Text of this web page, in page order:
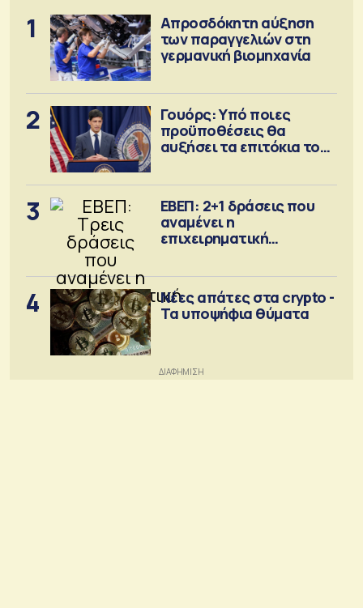
1
Απροσδόκητη αύξηση
των παραγγελιών στη
γερμανική βιομηχανία
2
Γουόρς: Υπό ποιες
προϋποθέσεις θα
αυξήσει τα επιτόκια τον
3
ΕΒΕΠ: 2+1 δράσεις που
αναμένει η
επιχειρηματική
4
Νέες απάτες στα crypto -
Τα υποψήφια θύματα